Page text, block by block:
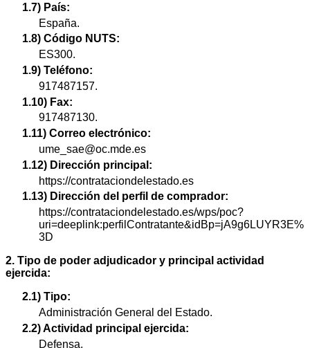
1.7) País:
España.
1.8) Código NUTS:
ES300.
1.9) Teléfono:
917487157.
1.10) Fax:
917487130.
1.11) Correo electrónico:
ume_sae@oc.mde.es
1.12) Dirección principal:
https://contrataciondelestado.es
1.13) Dirección del perfil de comprador:
https://contrataciondelestado.es/wps/poc?
uri=deeplink:perfilContratante&idBp=jA9g6LUYR3E%
3D
2. Tipo de poder adjudicador y principal actividad
ejercida:
2.1) Tipo:
Administración General del Estado.
2.2) Actividad principal ejercida:
Defensa.